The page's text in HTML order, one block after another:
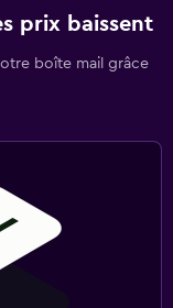
prix baissent
boîte mail grâce